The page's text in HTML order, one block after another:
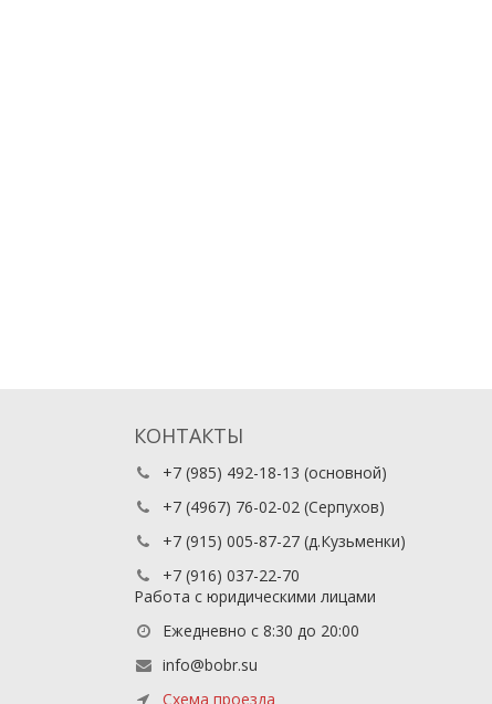
КОНТАКТЫ
+7 (985) 492-18-13 (основной)
+7 (4967) 76-02-02 (Серпухов)
+7 (915) 005-87-27(д.Кузьменки)
+7 (916) 037-22-70
Работа с юридическими лицами
Ежедневно с 8:30 до 20:00
info@bobr.su
Схема проезда